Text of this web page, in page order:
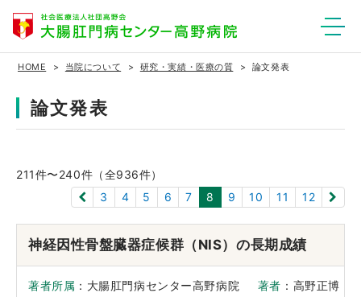
HOME 当院について 研究・実績・医療の質 論文発表
論文発表
211件〜240件（全936件）
3
4 5 6 7 8 9 10 11 12
神経因性骨盤臓器症候群（NIS）の長期成績
著者所属 ：大腸肛門病センター高野病院 著者 ：高野正博